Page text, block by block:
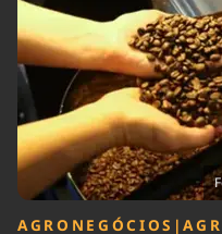
Brasil Mineral
Ciência &
Tecnologia
Cinema
Economia
Educação
AGRONEGÓCIOS |